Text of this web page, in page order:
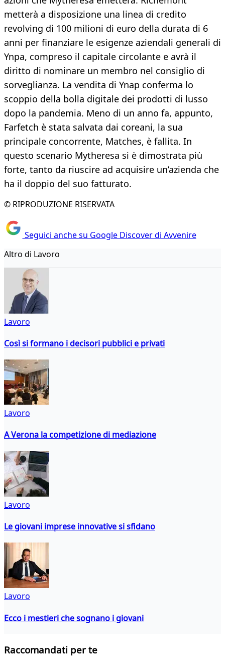
metterà a disposizione una linea di credito
revolving di 100 milioni di euro della durata di 6
anni per finanziare le esigenze aziendali generali di
Ynpa, compreso il capitale circolante e avrà il
diritto di nominare un membro nel consiglio di
sorveglianza. La vendita di Ynap conferma lo
scoppio della bolla digitale dei prodotti di lusso
dopo la pandemia. Meno di un anno fa, appunto,
Farfetch è stata salvata dai coreani, la sua
principale concorrente, Matches, è fallita. In
questo scenario Mytheresa si è dimostrata più
forte, tanto da riuscire ad acquisire un’azienda che
ha il doppio del suo fatturato.
© RIPRODUZIONE RISERVATA
Seguici anche su Google Discover di Avvenire
Altro di Lavoro
Lavoro
Così si formano i decisori pubblici e privati
Lavoro
A Verona la competizione di mediazione
Lavoro
Le giovani imprese innovative si sfidano
Lavoro
Ecco i mestieri che sognano i giovani
Raccomandati per te